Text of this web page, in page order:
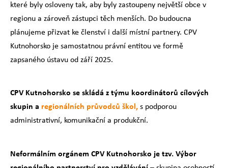
které byly osloveny tak, aby byly zastoupeny největší obce v
regionu a zároveň zástupci těch menších. Do budoucna
plánujeme přizvat ke členství i další místní partnery. CPV
Kutnohorsko je samostatnou právní entitou ve formě
zapsaného ústavu od září 2025.
CPV Kutnohorsko se skládá z týmu koordinátorů cílových
skupin a regionálních průvodců škol,s podporou
administrativní, komunikační a produkční.
Neformálním orgánem CPV Kutnohorsko je tzv. Výbor